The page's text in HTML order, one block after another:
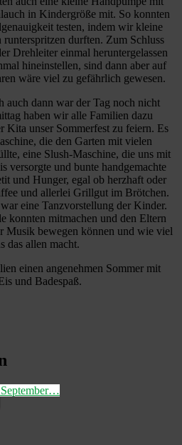
in Kindergröße mit. So konnten
testen, indem wir kleine
durften. Zum Schluss
Drehleiter einmal heruntergelassen
hineinstellen, sind dann aber auf
wäre viel zu gefährlich gewesen.
auch dann war der Tag noch nicht
haben wir alle Familien dazu
Kita unser Sommerfest zu feiern. Es
die den Garten mit vielen
eine Slush-Maschine, die uns mit
versorgte und bunte handgemachte
und Hunger, egal ob herzhaft oder
und allerlei Grillgut im Brötchen.
eine Tanzvorstellung der Kinder.
konnten mitmachen und den Eltern
Musik bewegen können und wie viel
das allen macht.
einen angenehmen Sommer mit
und Badespaß.
September…